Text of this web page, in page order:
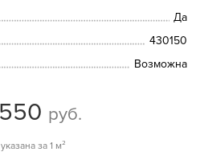
Да
430150
Возможна
руб.
за 1 м²